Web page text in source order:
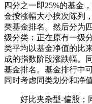
四分之一即25%的基金
金按涨幅大小挨次陈列
类基金排名。然后分为
级分类：正在原有一级
类平均以基金净值的比
成的指数阶段涨跌幅。
基金排名。基金排行中
同时考虑同类划分和净
好比夹杂型-偏股；同